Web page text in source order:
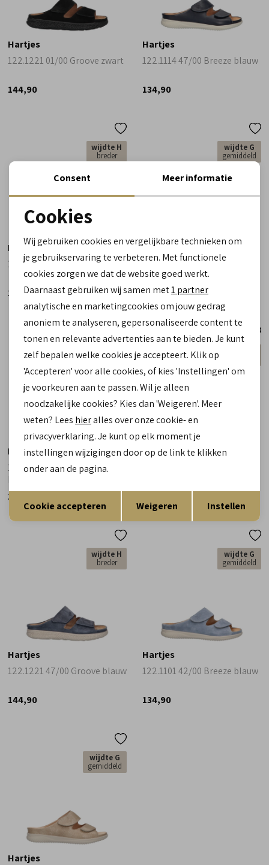
Hartjes
122.1221 01/00 Groove zwart
144,90
Hartjes
122.1114 47/00 Breeze blauw
134,90
wijdte H
breder
Hartjes
122.1221 48/00 Groove blauw
144,90
wijdte G
gemiddeld
Hartjes
122.1101 40/00 Breeze goud
134,90
wijdte G
gemiddeld
Hartjes
122.1101/40 42/00 Breeze
134,90
Hartjes
wijdte H
breder
Hartjes
122.1221 47/00 Groove blauw
144,90
wijdte G
gemiddeld
Hartjes
122.1101 42/00 Breeze blauw
134,90
wijdte G
gemiddeld
Hartjes
Noodzakelijke cookies
Analytische cookies
Marketing cookies
Terug Opslaan
Consent Meer informatie
Cookies
Wij gebruiken cookies en vergelijkbare technieken om
je gebruikservaring te verbeteren. Met functionele
cookies zorgen we dat de website goed werkt.
Daarnaast gebruiken wij samen met1 partner
analytische en marketingcookies om jouw gedrag
anoniem te analyseren, gepersonaliseerde content te
tonen en relevante advertenties aan te bieden. Je kunt
zelf bepalen welke cookies je accepteert. Klik op
'Accepteren' voor alle cookies, of kies 'Instellingen' om
je voorkeuren aan te passen. Wil je alleen
noodzakelijke cookies? Kies dan 'Weigeren'. Meer
weten? Lees hieralles over onze cookie- en
privacyverklaring. Je kunt op elk moment je
instellingen wijzigingen door op de link te klikken
onder aan de pagina.
Cookie accepteren Weigeren Instellen